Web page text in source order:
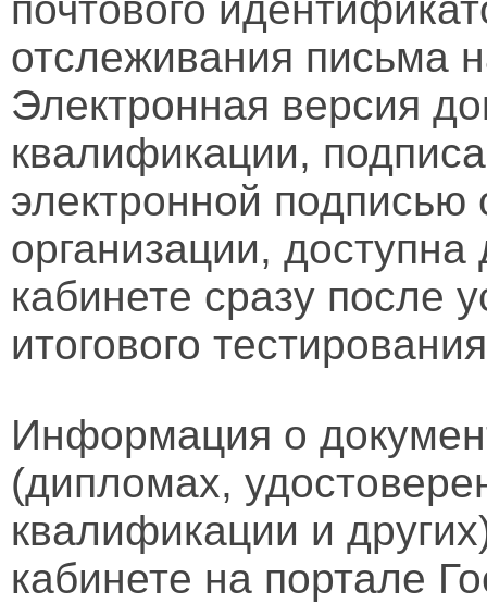
отслеживания письма
Электронная версия
квалификации,
электронной подписью
организации,
кабинете сразу после
итогового
Информация о
(дипломах,
квалификации и
кабинете на портале